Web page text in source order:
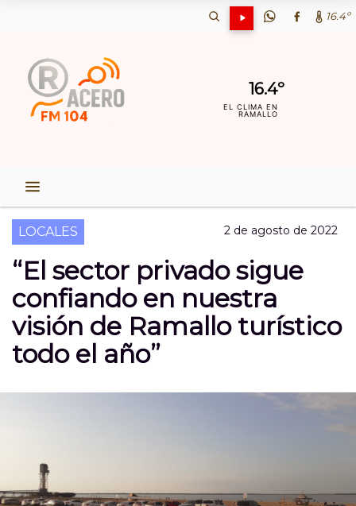
16.4º
16.4º
EL CLIMA EN
RAMALLO
LOCALES 2 de agosto de 2022
“El sector privado sigue
confiando en nuestra
visión de Ramallo turístico
todo el año”